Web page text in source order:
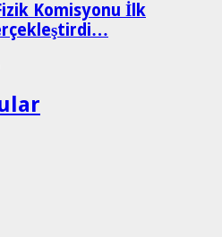
Komisyonu İlk